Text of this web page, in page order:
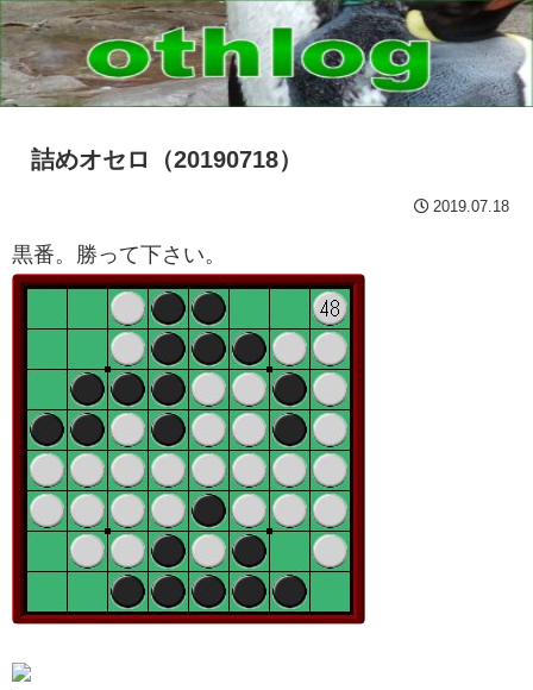
詰めオセロ（20190718）
2019.07.18
黒番。勝って下さい。